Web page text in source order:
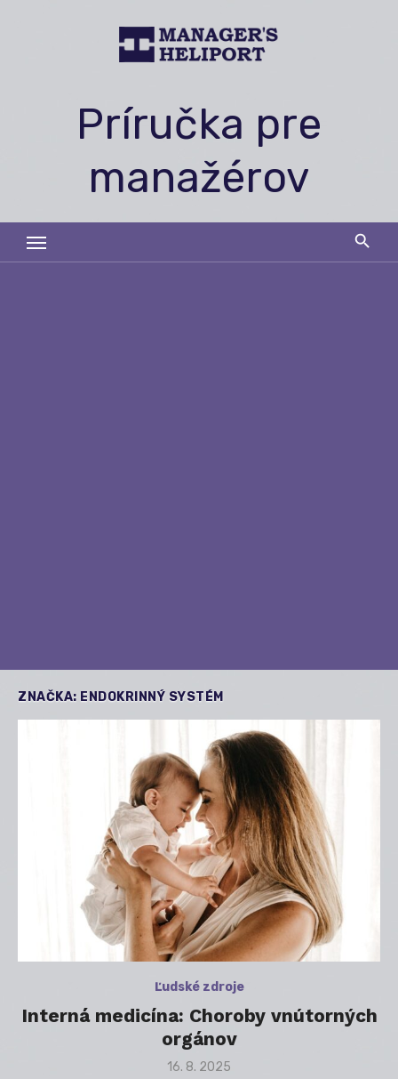
Príručka pre
manažérov
ZNAČKA: ENDOKRINNÝ SYSTÉM
Ľudské zdroje
Interná medicína: Choroby vnútorných
orgánov
Posted
16. 8. 2025